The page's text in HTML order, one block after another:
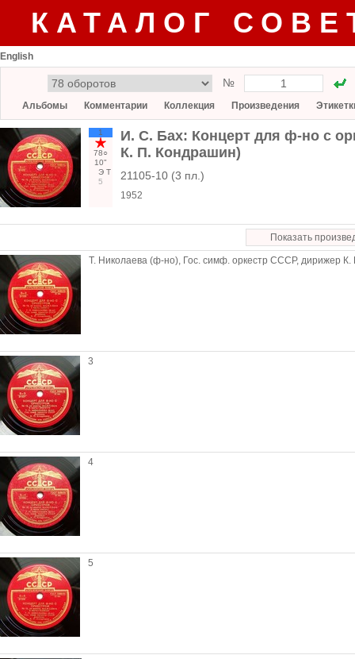
КАТАЛОГ
English
№
Альбомы Комментарии Коллекция Произведения
1
78○
10"
Э Т
5
И. С. Бах: Концерт для ф-но с
К. П. Кондрашин)
21105-10 (3 пл.)
1952
Показать
Т. Николаева (ф-но), Гос. симф. оркестр СССР, дирижер
3
4
5